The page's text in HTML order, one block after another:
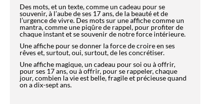
Des mots, et un texte, comme un cadeau pour se
souvenir, à l’aube de ses 17 ans, de la beauté et de
l’urgence de vivre. Des mots sur une affiche comme un
mantra, comme une piqûre de rappel, pour profiter de
chaque instant et se souvenir de notre force intérieure.
Une affiche pour se donner la force de croire en ses
rêves et, surtout, oui, surtout, de les concrétiser.
Une affiche magique, un cadeau pour soi ou à offrir,
pour ses 17 ans, ou à offrir, pour se rappeler, chaque
jour, combien la vie est belle, fragile et précieuse quand
on a dix-sept ans.